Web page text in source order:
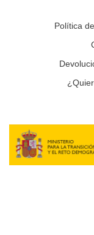
Política